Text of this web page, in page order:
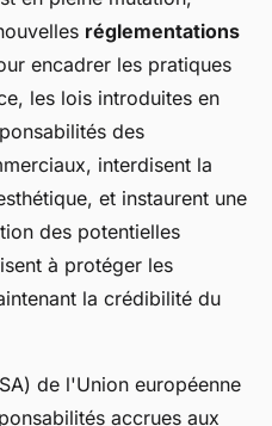
réglementations
encadrer les pratiques
les lois introduites en
des
, interdisent la
et instaurent une
des potentielles
à protéger les
la crédibilité du
de l'Union européenne
accrues aux